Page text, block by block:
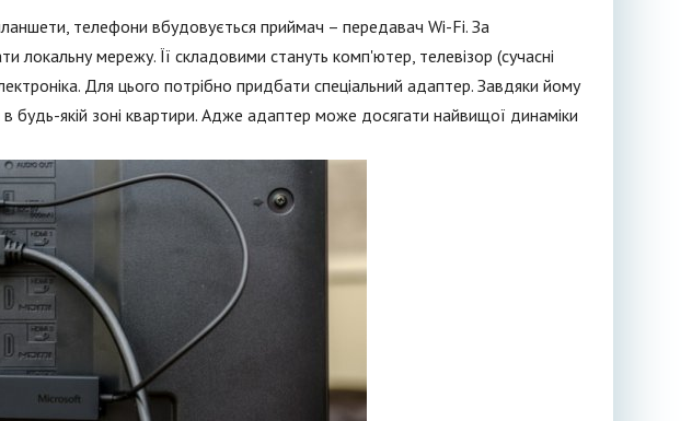
телефони вбудовується приймач – передавач Wi-Fi. За
мережу. Її складовими стануть комп'ютер, телевізор (сучасні
Для цього потрібно придбати спеціальний адаптер. Завдяки йому
будь-якій зоні квартири. Адже адаптер може досягати найвищої динаміки